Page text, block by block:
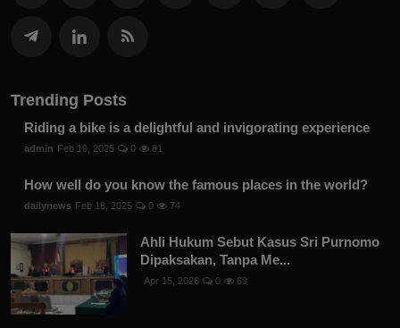
Trending Posts
Riding a bike is a delightful and invigorating experience
admin Feb 19, 2025 0 81
How well do you know the famous places in the world?
dailynews Feb 18, 2025 0 74
Ahli Hukum Sebut Kasus Sri Purnomo
Dipaksakan, Tanpa Me...
Apr 15, 2026 0 69